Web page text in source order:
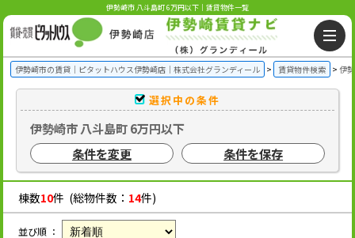
伊勢崎市 八斗島町 6万円以下｜賃貸物件一覧
伊勢崎市の賃貸｜ピタットハウス伊勢崎店｜株式会社グランディール 賃貸物件検索 伊
選択中の条件
伊勢崎市 八斗島町 6万円以下
条件を変更
条件を保存
棟数10件 (総物件数： 14件)
並び順 ：